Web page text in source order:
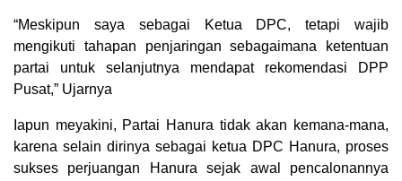
“Meskipun saya sebagai Ketua DPC, tetapi wajib
mengikuti tahapan penjaringan sebagaimana ketentuan
partai untuk selanjutnya mendapat rekomendasi DPP
Pusat,” Ujarnya
Iapun meyakini, Partai Hanura tidak akan kemana-mana,
karena selain dirinya sebagai ketua DPC Hanura, proses
sukses perjuangan Hanura sejak awal pencalonannya